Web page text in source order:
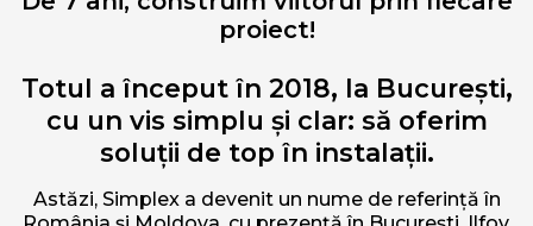
proiect!
Totul a început în 2018, la București,
cu un vis simplu și clar: să oferim
soluții de top în instalații.
Astăzi, Simplex a devenit un nume de referință în